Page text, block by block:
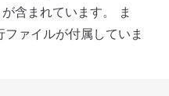
含まれています。 ま
ァイルが付属していま